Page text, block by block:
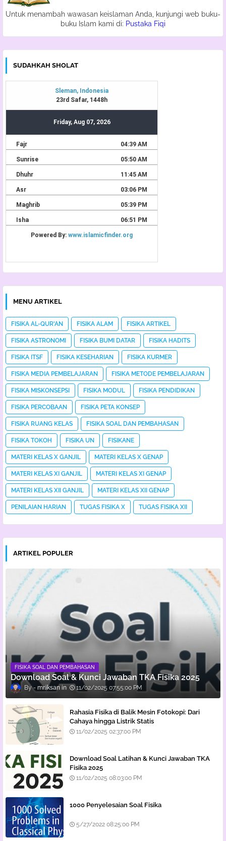
Untuk menambah wawasan keislaman Anda, kunjungi web buku-
buku Islam kami di: Pustaka Fiqi
SUDAHKAH SHOLAT
MENU ARTIKEL
FISIKA AL-QUR'AN FISIKA ALAM FISIKA ARTIKEL
FISIKA ASTRONOMI FISIKA BUMI DATAR FISIKA HADITS
FISIKA ITSF FISIKA KESEHARIAN FISIKA KURMER
FISIKA MEDIA PEMBELAJARAN FISIKA METODE PEMBELAJARAN
FISIKA MISKONSEPSI FISIKA MODUL FISIKA PENDIDIKAN
FISIKA PERCOBAAN FISIKA PETA KONSEP
FISIKA RUANG KELAS FISIKA SOAL DAN PEMBAHASAN
FISIKA TOKOH FISIKA UN FISIKANE
MATERI KELAS X GANJIL MATERI KELAS X GENAP
MATERI KELAS XI GANJIL MATERI KELAS XI GENAP
MATERI KELAS XII GANJIL MATERI KELAS XII GENAP
PENILAIAN HARIAN TUGAS FISIKA X TUGAS FISIKA XII
ARTIKEL POPULER
FISIKA SOAL DAN PEMBAHASAN
Download Soal & Kunci Jawaban TKA Fisika 2025
mr.iksan 11/02/2025 07:55:00 PM
Rahasia Fisika di Balik Mesin Fotokopi: Dari
Cahaya hingga Listrik Statis
11/02/2025 02:37:00 PM
Download Soal Latihan & Kunci Jawaban TKA
Fisika 2025
11/02/2025 08:03:00 PM
1000 Penyelesaian Soal Fisika
5/27/2022 08:25:00 PM